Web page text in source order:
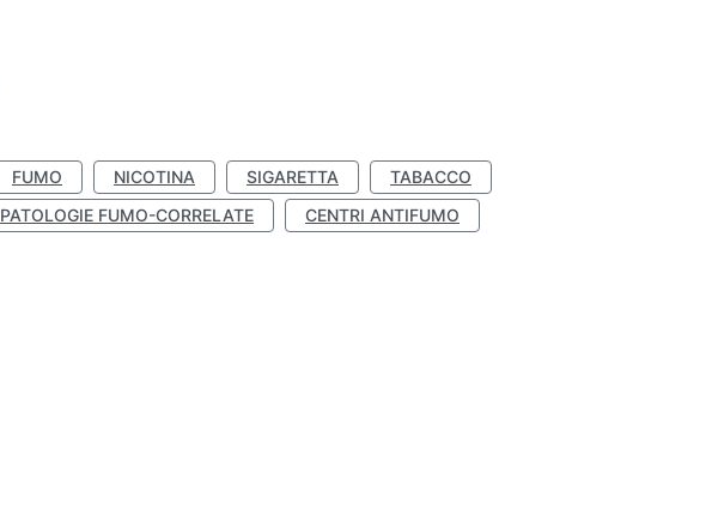
FUMO NICOTINA SIGARETTA
TABACCO
PATOLOGIE FUMO-CORRELATE
CENTRI ANTIFUMO